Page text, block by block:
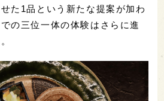
た1品という新たな提案が加わ
の三位一体の体験はさらに進